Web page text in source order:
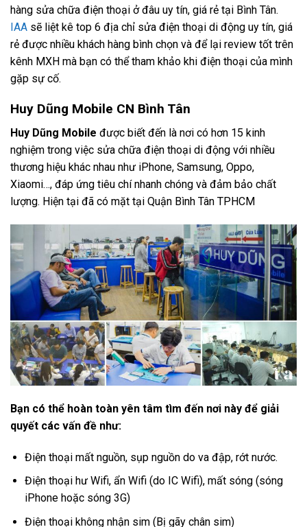
hàng sửa chữa điện thoại ở đâu uy tín, giá rẻ tại Bình Tân.
IAA sẽ liệt kê top 6 địa chỉ sửa điện thoại di động uy tín, giá
rẻ được nhiều khách hàng bình chọn và để lại review tốt trên
kênh MXH mà bạn có thể tham khảo khi điện thoại của mình
gặp sự cố.
Huy Dũng Mobile CN Bình Tân
Huy Dũng Mobile được biết đến là nơi có hơn 15 kinh
nghiệm trong việc sửa chữa điện thoại di động với nhiều
thương hiệu khác nhau như iPhone, Samsung, Oppo,
Xiaomi…, đáp ứng tiêu chí nhanh chóng và đảm bảo chất
lượng. Hiện tại đã có mặt tại Quận Bình Tân TPHCM
Bạn có thể hoàn toàn yên tâm tìm đến nơi này để giải
quyết các vấn đề như:
Điện thoại mất nguồn, sụp nguồn do va đập, rớt nước.
Điện thoại hư Wifi, ẩn Wifi (do IC Wifi), mất sóng (sóng
iPhone hoặc sóng 3G)
Điện thoại không nhận sim (Bị gãy chân sim)